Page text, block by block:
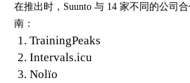
在推出时，Suunto 与 14 家不同的公司
南：
TrainingPeaks
Intervals.icu
Nolïo